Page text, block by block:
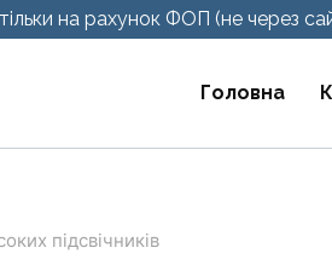
на рахунок ФОП (не через
Головна
підсвічників